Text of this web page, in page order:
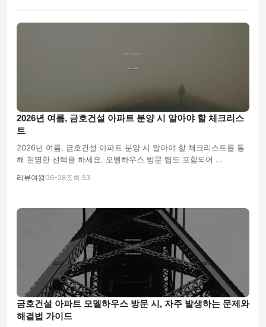
2026년 여름, 금호건설 아파트 분양 시 알아야 할 체크리스
트
2026년 여름, 금호건설 아파트 분양 시 알아야 할 체크리스트를 통
해 현명한 선택을 하세요. 모델하우스 방문 팁도 포함되어 ...
리뷰여왕06-28조회 53
금호건설 아파트 모델하우스 방문 시, 자주 발생하는 문제와
해결법 가이드